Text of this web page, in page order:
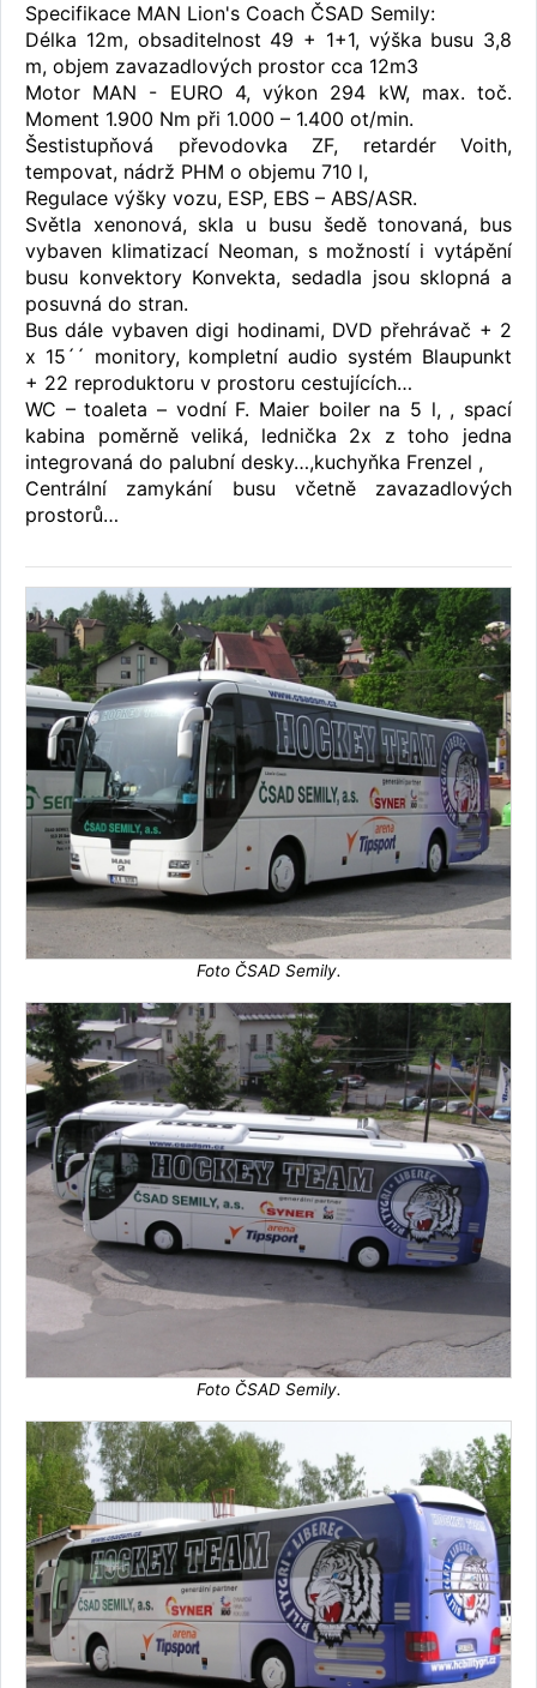
Specifikace MAN Lion's Coach ČSAD Semily:
Délka 12m, obsaditelnost 49 + 1+1, výška busu 3,8
m, objem zavazadlových prostor cca 12m3
Motor MAN - EURO 4, výkon 294 kW, max. toč.
Moment 1.900 Nm při 1.000 – 1.400 ot/min.
Šestistupňová převodovka ZF, retardér Voith,
tempovat, nádrž PHM o objemu 710 l,
Regulace výšky vozu, ESP, EBS – ABS/ASR.
Světla xenonová, skla u busu šedě tonovaná, bus
vybaven klimatizací Neoman, s možností i vytápění
busu konvektory Konvekta, sedadla jsou sklopná a
posuvná do stran.
Bus dále vybaven digi hodinami, DVD přehrávač + 2
x 15´´ monitory, kompletní audio systém Blaupunkt
+ 22 reproduktoru v prostoru cestujících…
WC – toaleta – vodní F. Maier boiler na 5 l, , spací
kabina poměrně veliká, lednička 2x z toho jedna
integrovaná do palubní desky…,kuchyňka Frenzel ,
Centrální zamykání busu včetně zavazadlových
prostorů…
Foto ČSAD Semily.
Foto ČSAD Semily.